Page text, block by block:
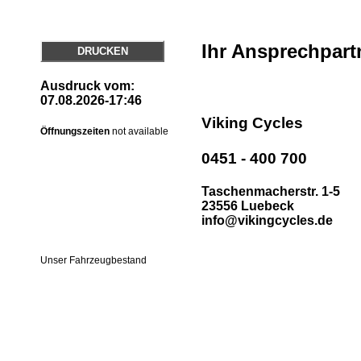
DRUCKEN
Ausdruck vom:
07.08.2026-17:46
Öffnungszeiten not available
Ihr
Viking Cycles
0451 - 400 700
Taschenmacherstr. 1-5
23556 Luebeck
info@vikingcycles.de
Unser Fahrzeugbestand